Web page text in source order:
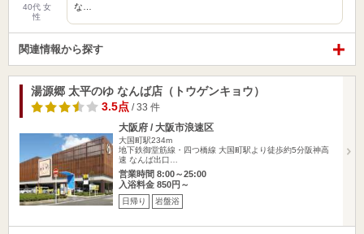
40代 女
性
な…
関連情報から探す
湯源郷 太平のゆ なんば店（トウゲンキョウ）
3.5点 / 33 件
大阪府 / 大阪市浪速区
大国町駅234m
地下鉄御堂筋線・四つ橋線 大国町駅より徒歩約5分阪神高
速 なんば出口…
営業時間 8:00～25:00
入浴料金 850円～
日帰り 岩盤浴